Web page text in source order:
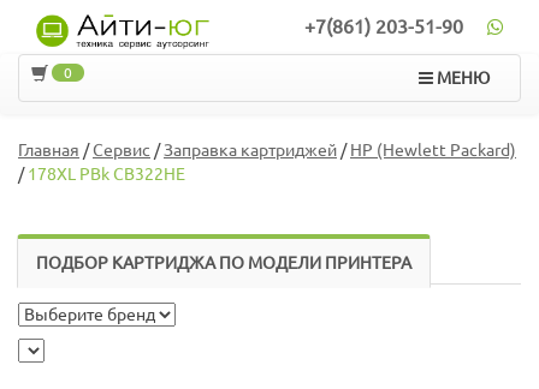
+7(861) 203-51-90
МЕНЮ
0
Главная /Сервис /Заправка картриджей/HP (Hewlett Packard)
/178XL PBk CB322HE
ПОДБОР КАРТРИДЖА ПО МОДЕЛИ ПРИНТЕРА